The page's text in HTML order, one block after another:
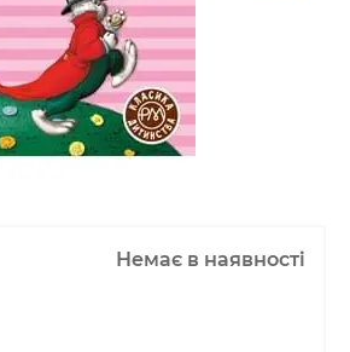
Немає в наявності